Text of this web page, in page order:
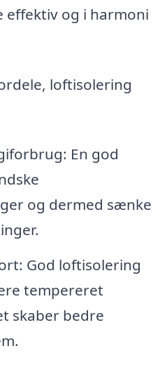
effektiv og i harmoni
loftisolering
En god
og dermed sænke
God loftisolering
tempereret
skaber bedre